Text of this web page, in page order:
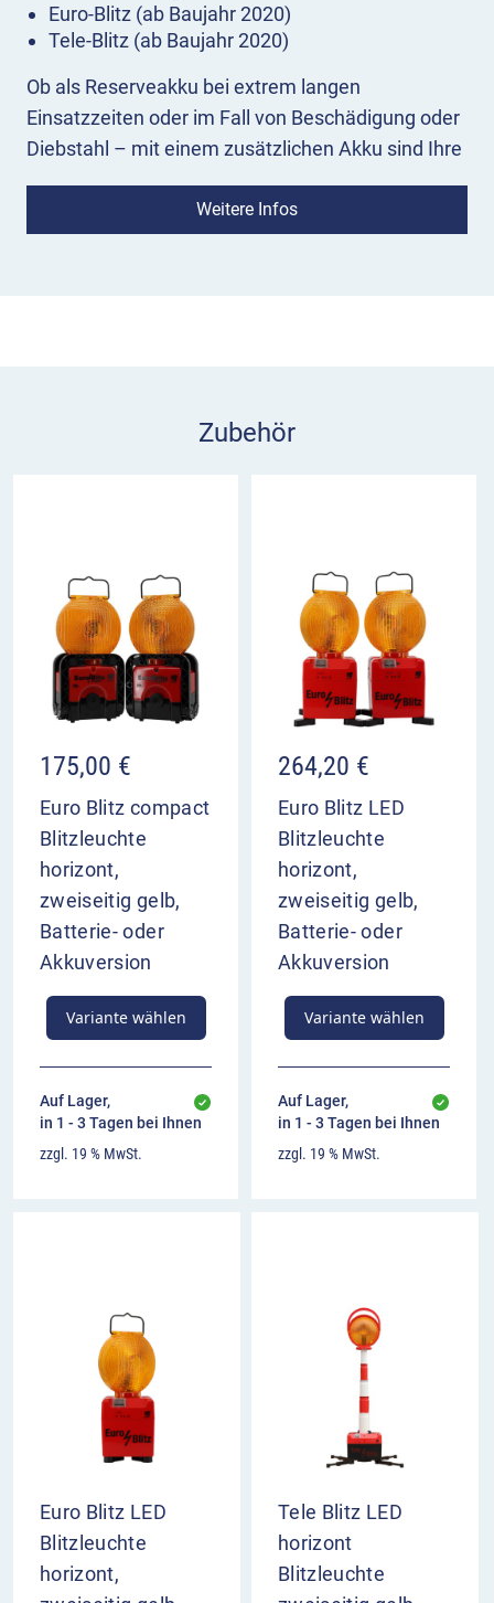
Euro-Blitz (ab Baujahr 2020)
Tele-Blitz (ab Baujahr 2020)
Ob als Reserveakku bei extrem langen
Einsatzzeiten oder im Fall von Beschädigung oder
Diebstahl – mit einem zusätzlichen Akku sind Ihre
Eigenschaften Akku 6V 4,5Ah
Was ist der Memory-Effekt?Im täglichen Einsatz
spricht man vom Memory-Effekt. Der Akku 6V 4,5
für Blitzleuchten ist immun gegen diesen Memory-
Effekt und liefert stets die komplette
Energiemenge wie am ersten Tag.
Bitte beachten Sie unseren Hinweis zur
Batterierücknahme und für Akkus.
Weitere Infos
Zubehör
175,00 €
Euro Blitz compact
Blitzleuchte
horizont,
zweiseitig gelb,
Batterie- oder
Akkuversion
Variante wählen
Auf Lager,
in 1 - 3 Tagen bei Ihnen
zzgl. 19 % MwSt.
264,20 €
Euro Blitz LED
Blitzleuchte
horizont,
zweiseitig gelb,
Batterie- oder
Akkuversion
Variante wählen
Auf Lager,
in 1 - 3 Tagen bei Ihnen
zzgl. 19 % MwSt.
Euro Blitz LED
Blitzleuchte
horizont,
Tele Blitz LED
horizont
Blitzleuchte